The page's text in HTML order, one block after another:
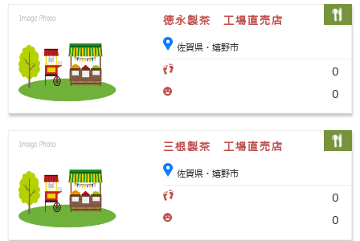
徳永製茶 工場直売店
佐賀県・嬉野市
0
0
三根製茶 工場直売店
佐賀県・嬉野市
0
0